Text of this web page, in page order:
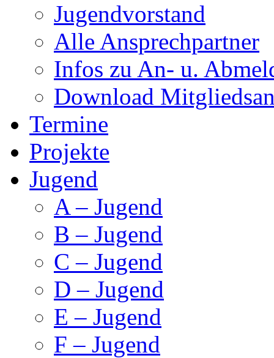
Jugendvorstand
Alle Ansprechpartner
Infos zu An- u.
Download
Termine
Projekte
Jugend
A – Jugend
B – Jugend
C – Jugend
D – Jugend
E – Jugend
F – Jugend